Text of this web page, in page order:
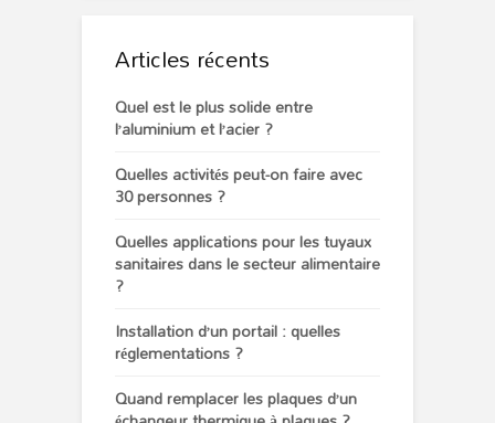
Articles récents
Quel est le plus solide entre
l’aluminium et l’acier ?
Quelles activités peut-on faire avec
30 personnes ?
Quelles applications pour les tuyaux
sanitaires dans le secteur alimentaire
?
Installation d’un portail : quelles
réglementations ?
Quand remplacer les plaques d’un